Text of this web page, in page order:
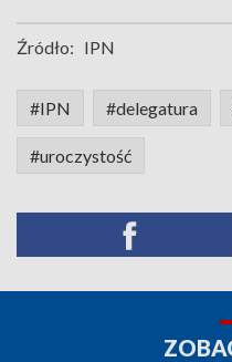
Źródło: IPN
#IPN #delegatura
#uroczystość